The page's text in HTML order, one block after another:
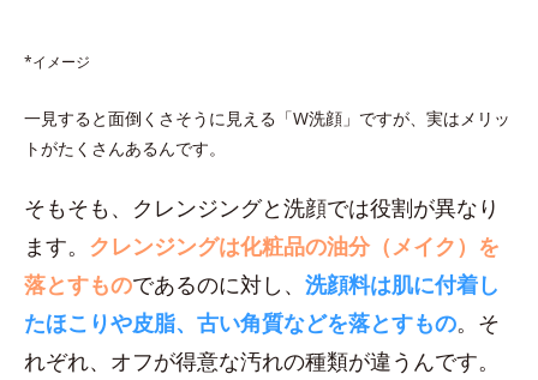
*イメージ
一見すると面倒くさそうに見える「W洗顔」ですが、実はメリッ
トがたくさんあるんです。
そもそも、クレンジングと洗顔では役割が異なり
ます。 クレンジングは化粧品の油分（メイク）を
落とすものであるのに対し、 洗顔料は肌に付着し
たほこりや皮脂、古い角質などを落とすもの。そ
れぞれ、オフが得意な汚れの種類が違うんです。